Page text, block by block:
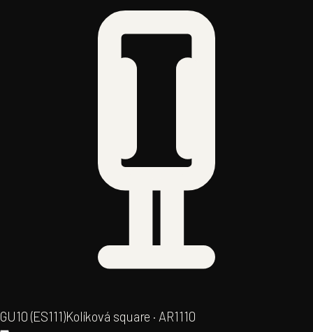
GU10 (ES111)Kolíková square · AR1110